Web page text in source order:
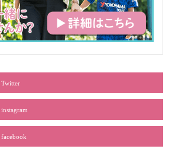
Twitter
instagram
facebook